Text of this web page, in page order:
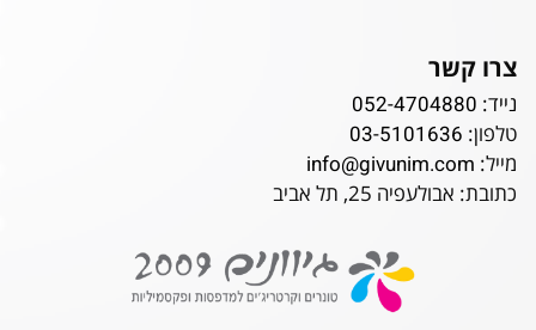
צרו קשר
נייד: 052-4704880
טלפון: 03-5101636
מייל: info@givunim.com
כתובת: אבולעפיה 25, תל אביב